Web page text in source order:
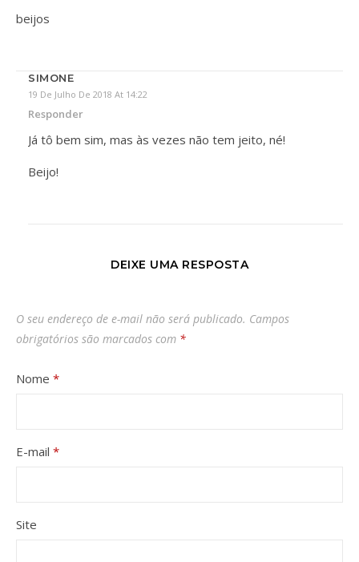
beijos
SIMONE
19 De Julho De 2018 At 14:22
Responder
Já tô bem sim, mas às vezes não tem jeito, né!
Beijo!
DEIXE UMA RESPOSTA
O seu endereço de e-mail não será publicado. Campos
obrigatórios são marcados com *
Nome *
E-mail *
Site